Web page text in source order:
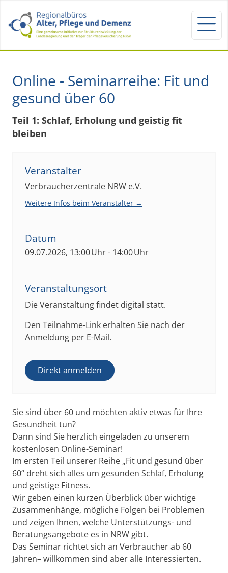
Online - Seminarreihe: Fit und
gesund über 60
Teil 1: Schlaf, Erholung und geistig fit
bleiben
Veranstalter
Verbraucherzentrale NRW e.V.
Weitere Infos beim Veranstalter →
Datum
09.07.2026, 13:00 Uhr - 14:00 Uhr
Veranstaltungsort
Die Veranstaltung findet digital statt.
Den Teilnahme-Link erhalten Sie nach der
Anmeldung per E-Mail.
Direkt anmelden
Sie sind über 60 und möchten aktiv etwas für Ihre
Gesundheit tun?
Dann sind Sie herzlich eingeladen zu unserem
kostenlosen Online-Seminar!
Im ersten Teil unserer Reihe „Fit und gesund über
60“ dreht sich alles um gesunden Schlaf, Erholung
und geistige Fitness.
Wir geben einen kurzen Überblick über wichtige
Zusammenhänge, mögliche Folgen bei Problemen
und zeigen Ihnen, welche Unterstützungs- und
Beratungsangebote es in NRW gibt.
Das Seminar richtet sich an Verbraucher ab 60
Jahren– willkommen sind aber alle Interessierten.​